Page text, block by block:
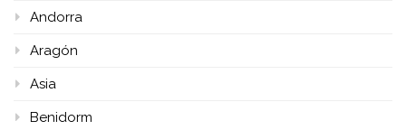
Andorra
Aragón
Asia
Benidorm